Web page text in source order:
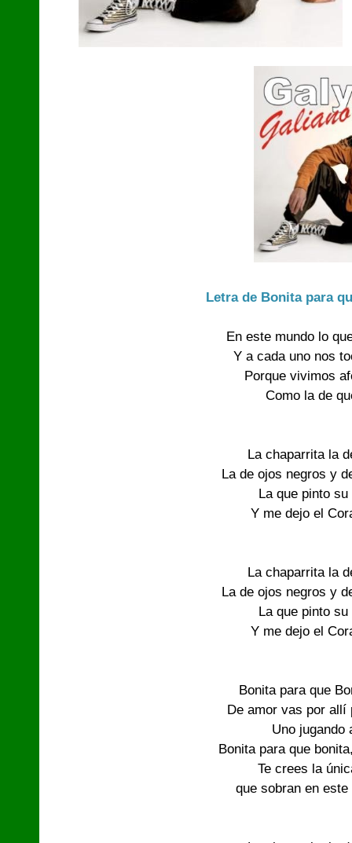
Letra de Bonita para
En este mundo lo
Y a cada uno nos
Porque vivimos
Como la de
La chaparrita la
La de ojos negros y
La que pinto
Y me dejo el
La chaparrita la
La de ojos negros y
La que pinto
Y me dejo el
Bonita para que
De amor vas por
Uno
Bonita para que
Te crees la
que sobran en